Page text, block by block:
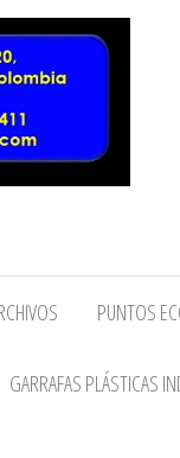
PUNTOS
GARRAFAS PLÁSTICAS